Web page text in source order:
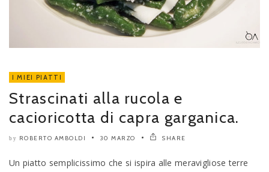
I MIEI PIATTI
Strascinati alla rucola e
cacioricotta di capra garganica.
by ROBERTO AMBOLDI 30 MARZO SHARE
Un piatto semplicissimo che si ispira alle meravigliose terre